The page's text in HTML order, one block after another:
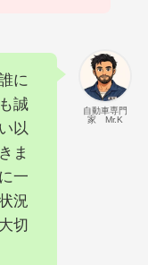
自動車専門
家 Mr.K
に
誠
以
ま
一
況
切